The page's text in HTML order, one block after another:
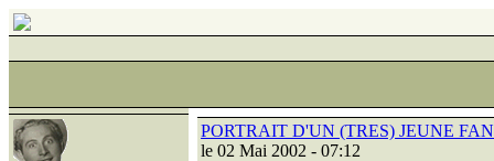
PORTRAIT D'UN (TRES) JEUNE FAN
le 02 Mai 2002 - 07:12